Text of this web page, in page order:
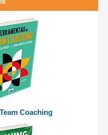
Coaching